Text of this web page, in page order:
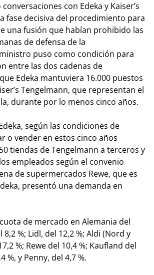
con Edeka y Kaiser’s
fase decisiva del procedimiento para
una fusión que habían prohibido las
de defensa de la
puso como condición para
entre las dos cadenas de
Edeka mantuviera 16.000 puestos
Tengelmann, que representan el
durante por lo menos cinco años.
según las condiciones de
o vender en estos cinco años
tiendas de Tengelmann a terceros y
empleados según el convenio
de supermercados Rewe, que es
presentó una demanda en
de mercado en Alemania del
8,2 %; Lidl, del 12,2 %; Aldi (Nord y
%; Rewe del 10,4 %; Kaufland del
%, y Penny, del 4,7 %.